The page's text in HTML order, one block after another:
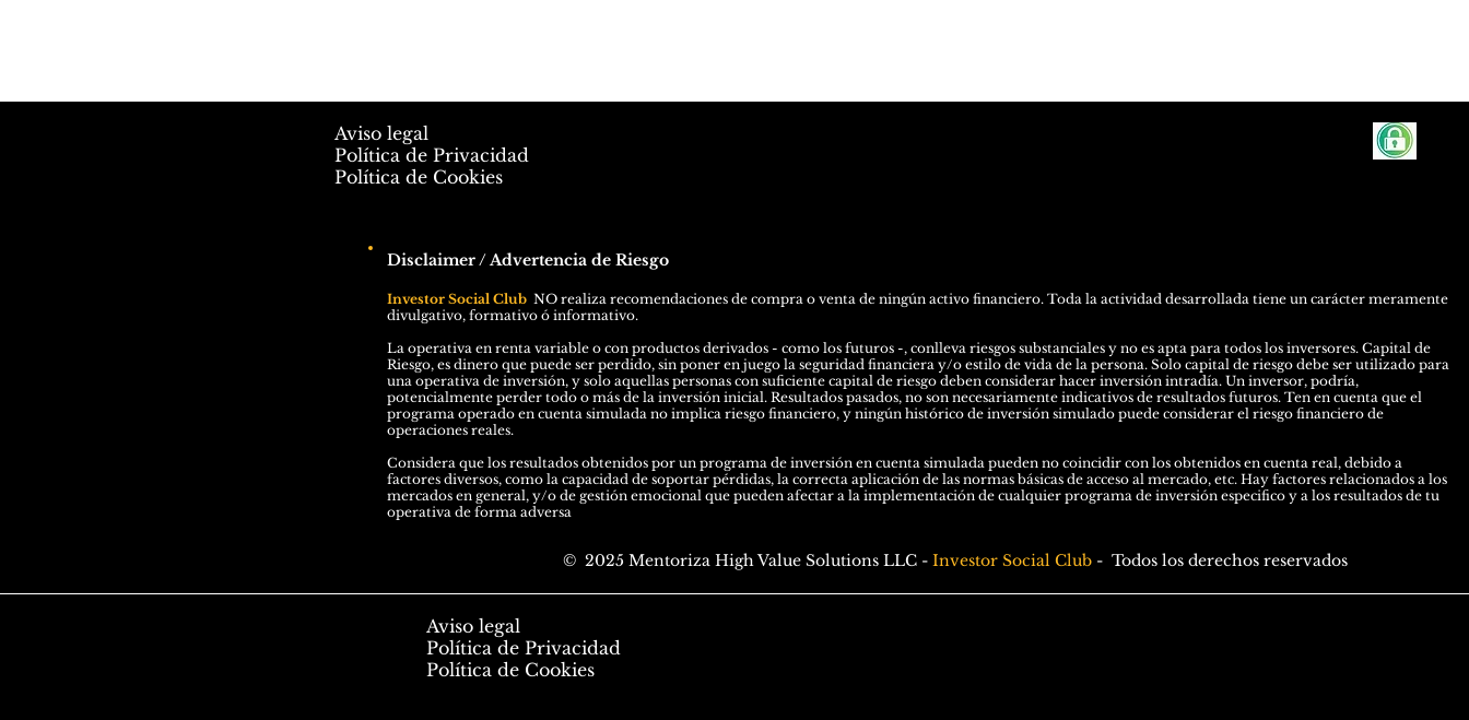
Aviso legal
Política de Privacidad
Política de Cookies
Disclaimer / Advertencia de Riesgo
Investor Social Club NO realiza recomendaciones de compra o venta de ningún activo financiero. Toda la actividad desarrollada tiene un carácter meramente
divulgativo, formativo ó informativo.
La operativa en renta variable o con productos derivados - como los futuros -, conlleva riesgos substanciales y no es apta para todos los inversores. Capital de
Riesgo, es dinero que puede ser perdido, sin poner en juego la seguridad financiera y/o estilo de vida de la persona. Solo capital de riesgo debe ser utilizado para
una operativa de inversión, y solo aquellas personas con suficiente capital de riesgo deben considerar hacer inversión intradía. Un inversor, podría,
potencialmente perder todo o más de la inversión inicial. Resultados pasados, no son necesariamente indicativos de resultados futuros. Ten en cuenta que el
programa operado en cuenta simulada no implica riesgo financiero, y ningún histórico de inversión simulado puede considerar el riesgo financiero de
operaciones reales.
Considera que los resultados obtenidos por un programa de inversión en cuenta simulada pueden no coincidir con los obtenidos en cuenta real, debido a
factores diversos, como la capacidad de soportar pérdidas, la correcta aplicación de las normas básicas de acceso al mercado, etc. Hay factores relacionados a los
mercados en general, y/o de gestión emocional que pueden afectar a la implementación de cualquier programa de inversión especifico y a los resultados de tu
operativa de forma adversa
© 2025 Mentoriza High Value Solutions LLC - Investor Social Club - Todos los derechos reservados
Aviso legal
Política de Privacidad
Política de Cookies